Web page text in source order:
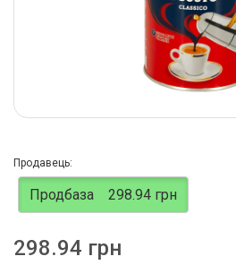
Продавець:
Продбаза 298.94 грн
298.94 грн